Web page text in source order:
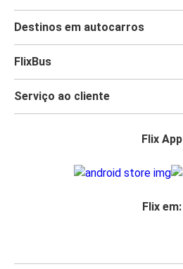
Destinos em autocarros
FlixBus
Serviço ao cliente
Flix App
Flix em: